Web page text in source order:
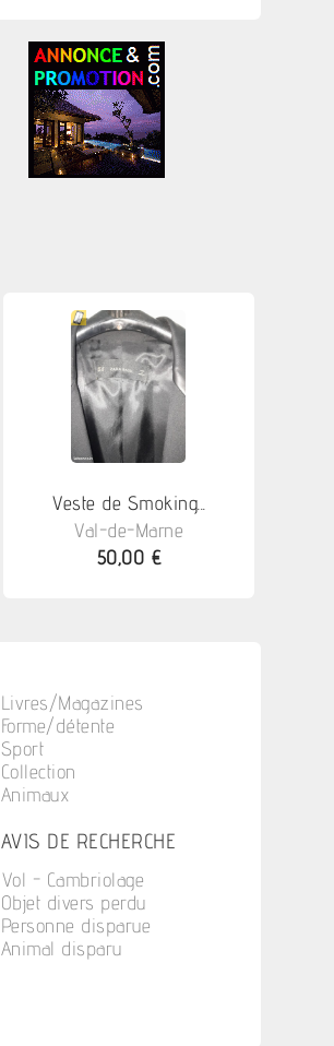
Veste de Smoking...
Val-de-Marne
50,00 €
Livres/Magazines
Forme/détente
Sport
Collection
Animaux
AVIS DE RECHERCHE
Vol - Cambriolage
Objet divers perdu
Personne disparue
Animal disparu